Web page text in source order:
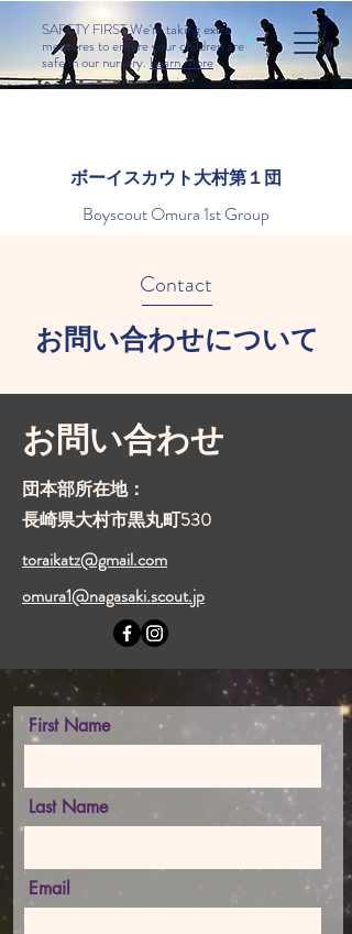
SAFETY FIRST We're taking extra
measures to ensure your children are
safe in our nursery. Learn More
​ボーイスカウト大村第１団
Boyscout Omura 1st Group
お問い合わせについて
Contact
​お問い合わせ
​団本部所在地：
長崎県大村市黒丸町530
toraikatz@gmail.com
omura1@nagasaki.scout.jp
First Name
Last Name
Email